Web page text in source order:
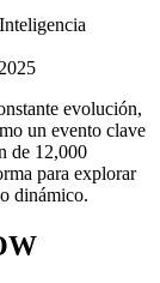
Inteligencia
evolución,
un evento clave
de 12,000
para explorar
dinámico.